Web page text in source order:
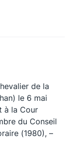
de la
le 6 mai
à la Cour
du Conseil
(1980), –